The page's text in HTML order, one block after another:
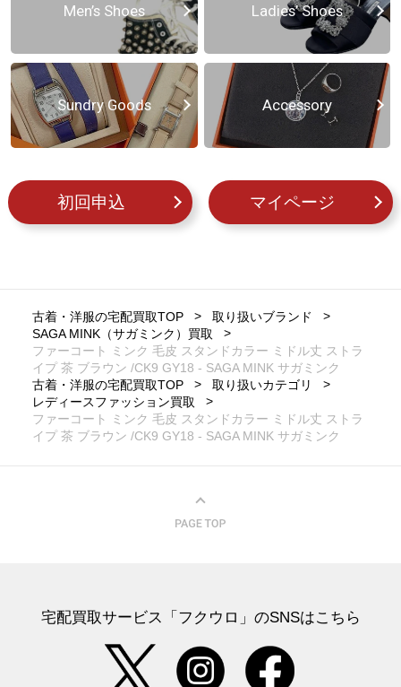
Men’s Shoes Ladies’ Shoes
Sundry Goods Accessory
初回申込 マイページ
古着・洋服の宅配買取TOP
取り扱いブランド
SAGA MINK（サガミンク）買取
ファーコート ミンク 毛皮 スタンドカラー ミドル丈 ストラ
イプ 茶 ブラウン /CK9 GY18 - SAGA MINK サガミンク
古着・洋服の宅配買取TOP
取り扱いカテゴリ
レディースファッション買取
ファーコート ミンク 毛皮 スタンドカラー ミドル丈 ストラ
イプ 茶 ブラウン /CK9 GY18 - SAGA MINK サガミンク
宅配買取サービス「フクウロ」のSNSはこちら